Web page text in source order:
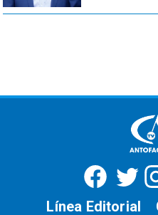
Línea Editorial